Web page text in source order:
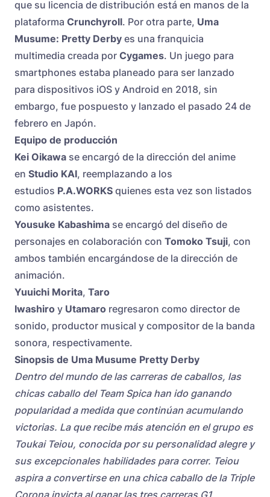
que su licencia de distribución está en manos de la
plataforma Crunchyroll. Por otra parte, Uma
Musume: Pretty Derby es una franquicia
multimedia creada por Cygames. Un juego para
smartphones estaba planeado para ser lanzado
para dispositivos iOS y Android en 2018, sin
embargo, fue pospuesto y lanzado el pasado 24 de
febrero en Japón.
Equipo de producción
Kei Oikawa se encargó de la dirección del anime
en Studio KAI, reemplazando a los
estudios P.A.WORKS quienes esta vez son listados
como asistentes.
Yousuke Kabashima se encargó del diseño de
personajes en colaboración con Tomoko Tsuji, con
ambos también encargándose de la dirección de
animación.
Yuuichi Morita, Taro
Iwashiro y Utamaro regresaron como director de
sonido, productor musical y compositor de la banda
sonora, respectivamente.
Sinopsis de Uma Musume Pretty Derby
Dentro del mundo de las carreras de caballos, las
chicas caballo del Team Spica han ido ganando
popularidad a medida que continúan acumulando
victorias. La que recibe más atención en el grupo es
Toukai Teiou, conocida por su personalidad alegre y
sus excepcionales habilidades para correr. Teiou
aspira a convertirse en una chica caballo de la Triple
Corona invicta al ganar las tres carreras G1